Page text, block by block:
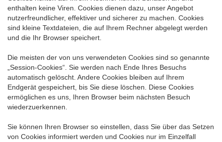
enthalten keine Viren. Cookies dienen dazu, unser Angebot
nutzerfreundlicher, effektiver und sicherer zu machen. Cookies
sind kleine Textdateien, die auf Ihrem Rechner abgelegt werden
und die Ihr Browser speichert.
Die meisten der von uns verwendeten Cookies sind so genannte
„Session-Cookies“. Sie werden nach Ende Ihres Besuchs
automatisch gelöscht. Andere Cookies bleiben auf Ihrem
Endgerät gespeichert, bis Sie diese löschen. Diese Cookies
ermöglichen es uns, Ihren Browser beim nächsten Besuch
wiederzuerkennen.
Sie können Ihren Browser so einstellen, dass Sie über das Setzen
von Cookies informiert werden und Cookies nur im Einzelfall